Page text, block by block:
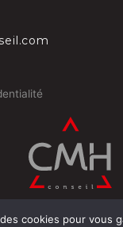
cookies pour vous